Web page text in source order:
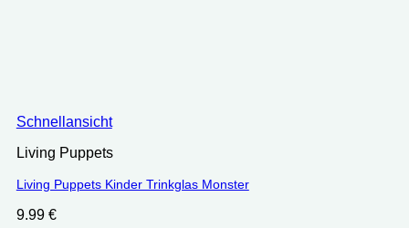
Schnellansicht
Living Puppets
Living Puppets Kinder Trinkglas Monster
9.99 €